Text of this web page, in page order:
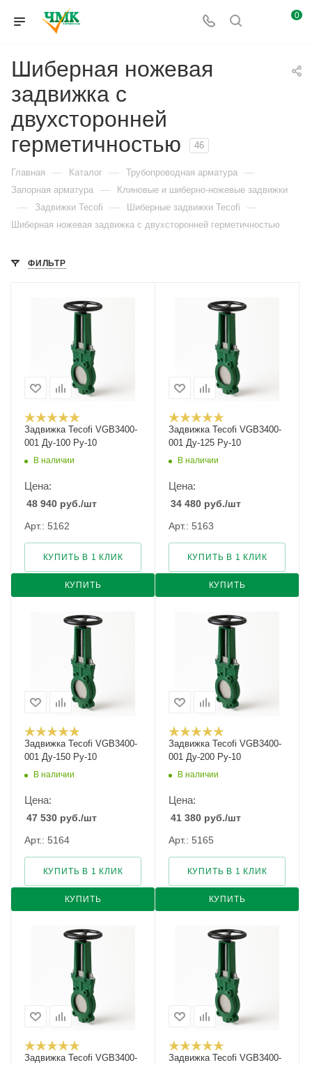
0
Шиберная ножевая
задвижка с
двухсторонней
герметичностью
46
Главная — Каталог — Трубопроводная арматура —
Запорная арматура — Клиновые и шиберно-ножевые задвижки
— Задвижки Tecofi — Шиберные задвижки Tecofi —
Шиберная ножевая задвижка с двухсторонней герметичностью
ФИЛЬТР
Задвижка Tecofi VGB3400-
001 Ду-100 Ру-10
В наличии
Цена:
48 940 руб./шт
Арт.: 5162
КУПИТЬ
КУПИТЬ В 1 КЛИК
Задвижка Tecofi VGB3400-
001 Ду-125 Ру-10
В наличии
Цена:
34 480 руб./шт
Арт.: 5163
КУПИТЬ
КУПИТЬ В 1 КЛИК
Задвижка Tecofi VGB3400-
001 Ду-150 Ру-10
В наличии
Цена:
47 530 руб./шт
Арт.: 5164
КУПИТЬ
КУПИТЬ В 1 КЛИК
Задвижка Tecofi VGB3400-
001 Ду-200 Ру-10
В наличии
Цена:
41 380 руб./шт
Арт.: 5165
КУПИТЬ
КУПИТЬ В 1 КЛИК
Задвижка Tecofi VGB3400-
Задвижка Tecofi VGB3400-